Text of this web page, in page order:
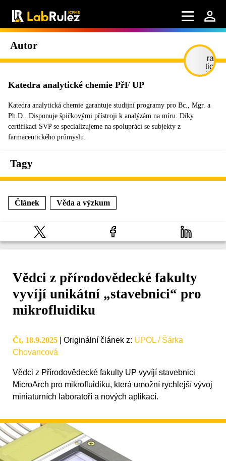
Autor
Katedra analytické chemie PřF UP
Katedra analytická chemie garantuje studijní programy pro Bc., Mgr. a
Ph.D.. Disponuje špičkovými přístroji k analýzám na míru. Díky
certifikaci SVP se specializujeme na spolupráci se subjekty z
farmaceutického průmyslu.
Tagy
Článek Věda a výzkum
Vědci z přírodovědecké fakulty
vyvíjí unikátní „stavebnici“ pro
mikrofluidiku
Čt, 18.9.2025 Originální článek z: UPOL / Šárka
Chovancová
Vědci z Přírodovědecké fakulty UP vyvíjí stavebnici
MicroArch pro mikrofluidiku, která umožní rychlejší vývoj
miniaturních laboratoří a nových aplikací.